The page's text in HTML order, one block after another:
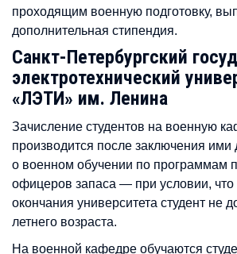
проходящим военную подготовку,
дополнительная стипендия.
Санкт-Петербургский
электротехнический
«ЛЭТИ» им. Ленина
Зачисление студентов на военную
производится после заключения ими
о военном обучении по программам
офицеров запаса — при условии, что
окончания университета студент не
летнего возраста.
На военной кафедре обучаются